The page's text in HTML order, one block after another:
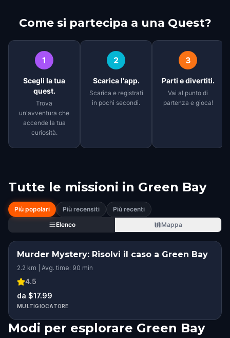
Come si partecipa a una Quest?
1
Scegli la tua
quest.
Trova
un'avventura che
accende la tua
curiosità.
2
Scarica l'app.
Scarica e registrati
in pochi secondi.
3
Parti e divertiti.
Vai al punto di
partenza e gioca!
Tutte le missioni in Green Bay
Più popolari Più recensiti
Più recenti
Elenco
Mappa
Murder Mystery: Risolvi il caso a Green Bay
2.2 km | Avg. time: 90 min
4.5
da $17.99
MULTIGIOCATORE
Modi per esplorare Green Bay